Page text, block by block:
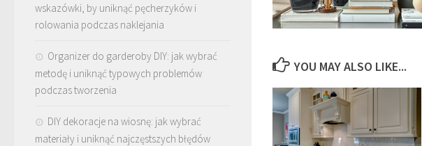
YOU MAY ALSO LIKE...
wskazówki, by uniknąć pęcherzyków i
rolowania podczas naklejania
Organizer do garderoby DIY: jak wybrać
metodę i uniknąć typowych problemów
podczas tworzenia
DIY dekoracje na wiosnę: jak wybrać
materiały i uniknąć najczęstszych błędów